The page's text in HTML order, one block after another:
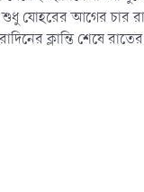
যোহরের আগের চার
ক্লান্তি শেষে রাতের